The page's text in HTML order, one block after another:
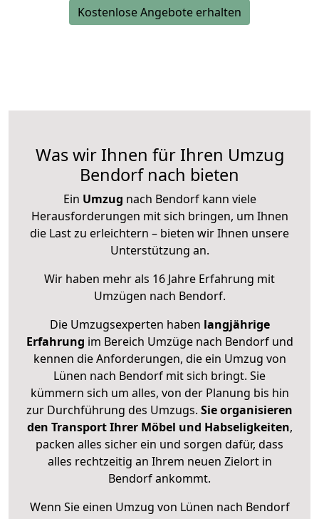
Kostenlose Angebote erhalten
Was wir Ihnen für Ihren Umzug
Bendorf nach bieten
Ein Umzug nach Bendorf kann viele
Herausforderungen mit sich bringen, um Ihnen
die Last zu erleichtern – bieten wir Ihnen unsere
Unterstützung an.
Wir haben mehr als 16 Jahre Erfahrung mit
Umzügen nach Bendorf.
Die Umzugsexperten haben langjährige
Erfahrung im Bereich Umzüge nach Bendorf und
kennen die Anforderungen, die ein Umzug von
Lünen nach Bendorf mit sich bringt. Sie
kümmern sich um alles, von der Planung bis hin
zur Durchführung des Umzugs. Sie organisieren
den Transport Ihrer Möbel und Habseligkeiten,
packen alles sicher ein und sorgen dafür, dass
alles rechtzeitig an Ihrem neuen Zielort in
Bendorf ankommt.
Wenn Sie einen Umzug von Lünen nach Bendorf